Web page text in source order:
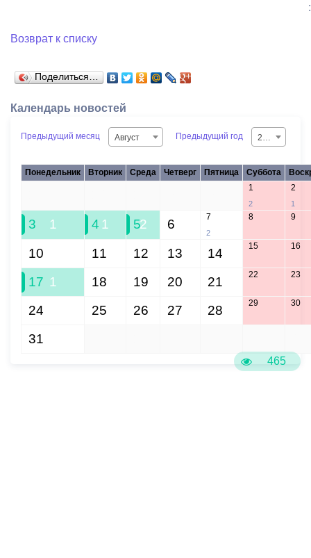
465
:
Возврат к списку
Поделиться…
Календарь новостей
Предыдущий месяц Август Предыдущий год 2026
Понедельник Вторник Среда Четверг Пятница Суббота
1
2
2
1
3 1 4 1 52 6 7
2
8 9
10 11 12 13 14 15 16
17 1 18 19 20 21 22 23
24 25 26 27 28 29 30
31